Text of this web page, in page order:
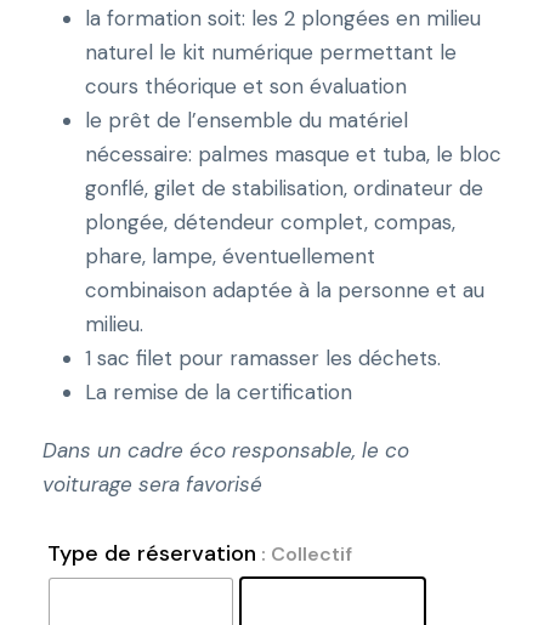
la formation soit: les 2 plongées en milieu
naturel le kit numérique permettant le
cours théorique et son évaluation
le prêt de l’ensemble du matériel
nécessaire: palmes masque et tuba, le bloc
gonflé, gilet de stabilisation, ordinateur de
plongée, détendeur complet, compas,
phare, lampe, éventuellement
combinaison adaptée à la personne et au
milieu.
1 sac filet pour ramasser les déchets.
La remise de la certification
Dans un cadre éco responsable, le co
voiturage sera favorisé
Type de réservation : Collectif